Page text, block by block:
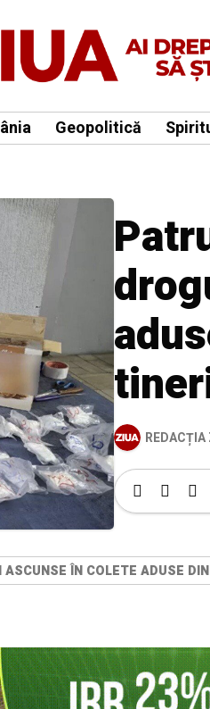
Geopolitică
ASCUNSE ÎN COLETE ADUSE